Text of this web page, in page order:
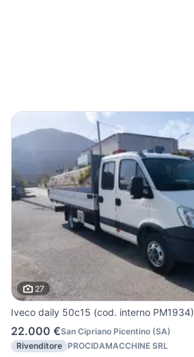
27
Iveco daily 50c15 (cod. interno PM1934)
22.000 €San Cipriano Picentino (SA)
Rivenditore PROCIDAMACCHINE SRL